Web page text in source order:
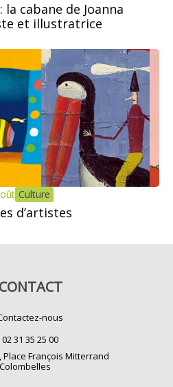
la cabane de Joanna
et illustratrice
Culture
d’artistes
CONTACT
nous
02 31 35 25 00
Place François Mitterrand